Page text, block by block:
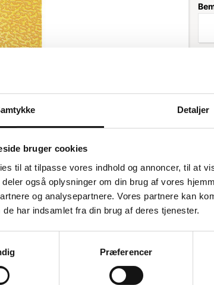
Detaljer
bruger cookies
til at tilpasse vores indhold og annoncer, til at
også oplysninger om din brug af vores
og analysepartnere. Vores partnere kan
har indsamlet fra din brug af deres tjenester.
Præferencer
områder
områder, opbevaringsrum og
i form af et kryds er designet
holdbar. Den har en skridsikring
sikker at bruge på gulve.